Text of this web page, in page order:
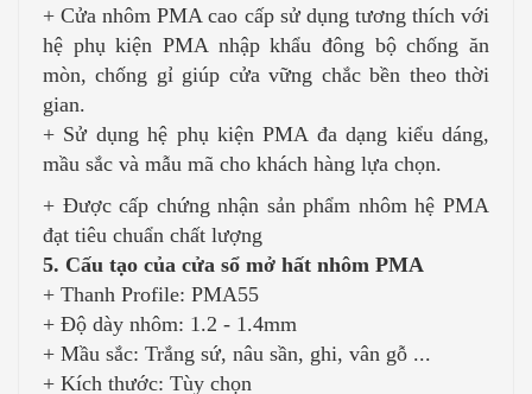
+ Cửa nhôm PMA cao cấp sử dụng tương thích với
hệ phụ kiện PMA nhập khẩu đông bộ chống ăn
mòn, chống gỉ giúp cửa vững chắc bền theo thời
gian.
+ Sử dụng hệ phụ kiện PMA đa dạng kiểu dáng,
mầu sắc và mẫu mã cho khách hàng lựa chọn.
+ Được cấp chứng nhận sản phẩm nhôm hệ PMA
đạt tiêu chuẩn chất lượng
5. Cấu tạo của cửa sổ mở hất nhôm PMA
+ Thanh Profile: PMA55
+ Độ dày nhôm: 1.2 - 1.4mm
+ Mầu sắc: Trắng sứ, nâu sần, ghi, vân gỗ ...
+ Kích thước: Tùy chọn